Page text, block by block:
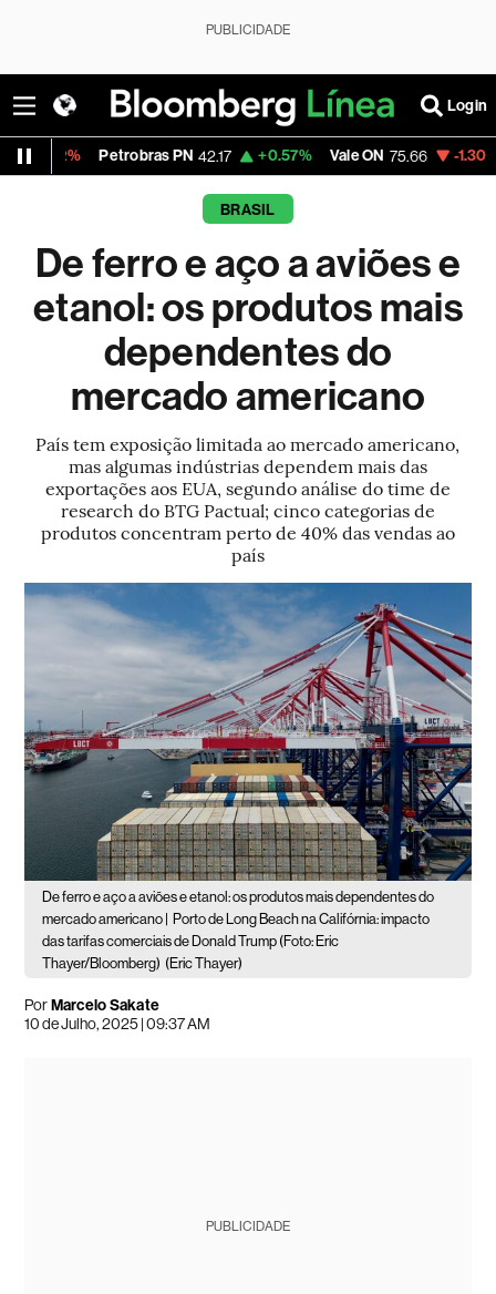
PUBLICIDADE
Login
PN 42.17 +0.57% Vale ON 75.66 -1.30% Itaú PN
BRASIL
De ferro e aço a aviões e
etanol: os produtos mais
dependentes do
mercado americano
País tem exposição limitada ao mercado americano,
mas algumas indústrias dependem mais das
exportações aos EUA, segundo análise do time de
research do BTG Pactual; cinco categorias de
produtos concentram perto de 40% das vendas ao
país
De ferro e aço a aviões e etanol: os produtos mais dependentes do
mercado americano |
Porto de Long Beach na Califórnia: impacto
das tarifas comerciais de Donald Trump (Foto: Eric
Thayer/Bloomberg) (Eric Thayer)
PorMarcelo Sakate
10 de Julho, 2025 | 09:37 AM
PUBLICIDADE